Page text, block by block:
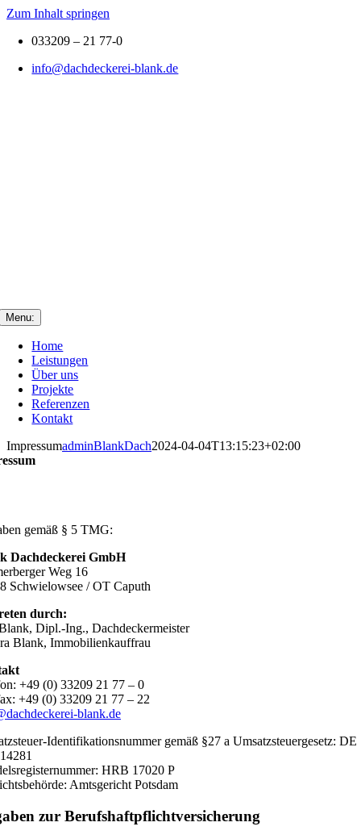
Zum Inhalt springen
033209 – 21 77-0
info@dachdeckerei-blank.de
Menu:
Home
Leistungen
Über uns
Projekte
Referenzen
Kontakt
ImpressumadminBlankDach2024-04-04T13:15:23+02:00
gemäß § 5 TMG:
Dachdeckerei GmbH
Weg 16
Schwielowsee / OT Caputh
durch:
Dipl.-Ing., Dachdeckermeister
Blank, Immobilienkauffrau
+49 (0) 33209 21 77 – 0
+49 (0) 33209 21 77 – 22
blank.de
Identifikationsnummer gemäß §27 a Umsatzsteuergesetz: DE
HRB 17020 P
Amtsgericht Potsdam
zur Berufshaftpflichtversicherung